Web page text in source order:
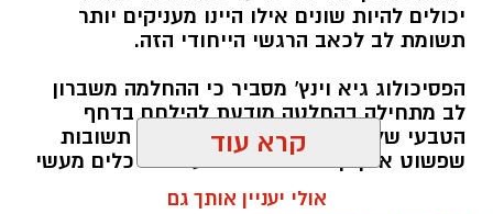
יכולים להיות שונים אילו היינו מעניקים יותר
תשומת לב לכאב הרגשי הייחודי הזה.
הפסיכולוג גיא וינץ' מסביר כי ההחלמה משברון
לב מתחילה בהחלטה מודעת להילחם בדחף
הטבעי שלנו לייפות את העבר ולחפש תשובות
שפשוט אינן קיימות. הוא מציע ארגז כלים מעשי
שיעזור לנו, בהדרגה, להשתחרר מהכאב ולהמשיך
קרא עוד
אולי יעניין אותך גם